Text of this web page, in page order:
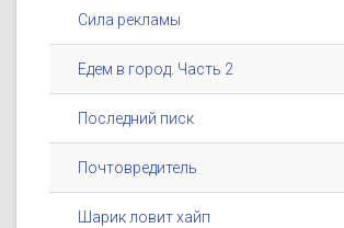
Сила рекламы
Едем в город. Часть 2
Последний писк
Почтовредитель
Шарик ловит хайп